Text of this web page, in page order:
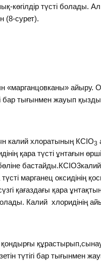
көгілдір түсті болады.
(8-сурет).
айыру.
бар тығынмен жауып
калий хлоратының КСІО3
қара түсті ұнтағын
марганец оксидінің
қағаздағы қара
Калий хлоридінің
қондырғы
түтігі бар тығынмен